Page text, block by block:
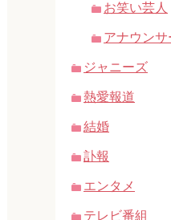
お笑い芸人
アナウンサ
ジャニーズ
熱愛報道
結婚
訃報
エンタメ
テレビ番組